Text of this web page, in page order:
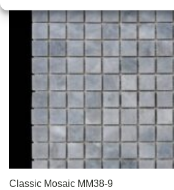
Classic Mosaic MM38-9